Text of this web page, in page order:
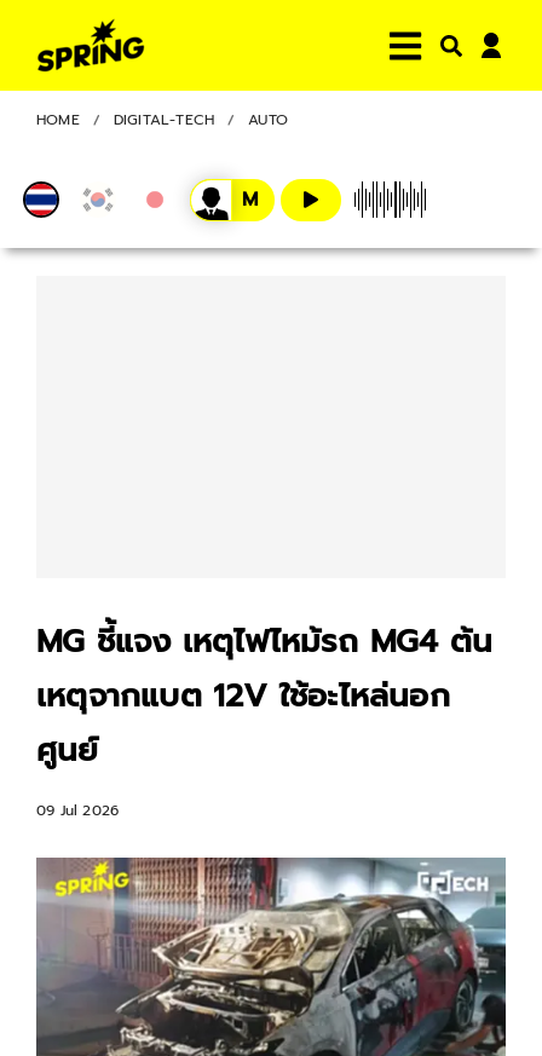
HOME DIGITAL-TECH AUTO
MG ชี้แจง เหตุไฟไหม้รถ MG4 ต้น
เหตุจากแบต 12V ใช้อะไหล่นอก
ศูนย์
09 Jul 2026